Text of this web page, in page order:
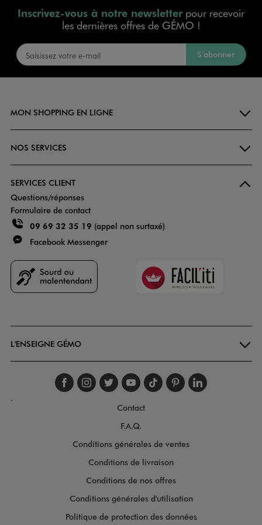
Inscrivez-vous à notre newsletterpour recevoir
les dernières offres de GÉMO !
S’abonner
MON SHOPPING EN LIGNE
NOS SERVICES
SERVICES CLIENT
Questions/réponses
Formulaire de contact
09 69 32 35 19 (appel non surtaxé)
Facebook Messenger
Faciliti
L'ENSEIGNE GÉMO
Suivez-nous sur
Suivez-nous sur
Suivez-nous sur
Suivez-nous
Suivez-nous
Suivez-
.
Contact
F.A.Q.
Conditions générales de ventes
Conditions de livraison
Conditions de nos offres
Conditions générales d'utilisation
Politique de protection des données